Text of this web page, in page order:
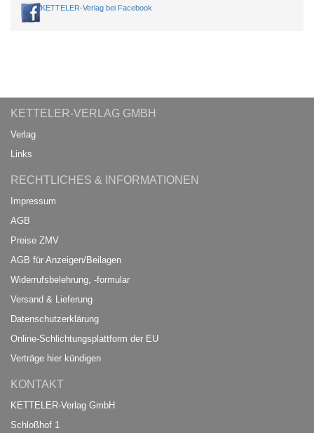
KETTELER-Verlag bei Facebook
KETTELER-VERLAG GMBH
Verlag
Links
RECHTLICHES & INFORMATIONEN
Impressum
AGB
Preise ZMV
AGB für Anzeigen/Beilagen
Widerrufsbelehrung, -formular
Versand & Lieferung
Datenschutzerklärung
Online-Schlichtungsplattform der EU
Verträge hier kündigen
KONTAKT
KETTELER-Verlag GmbH
Schloßhof 1